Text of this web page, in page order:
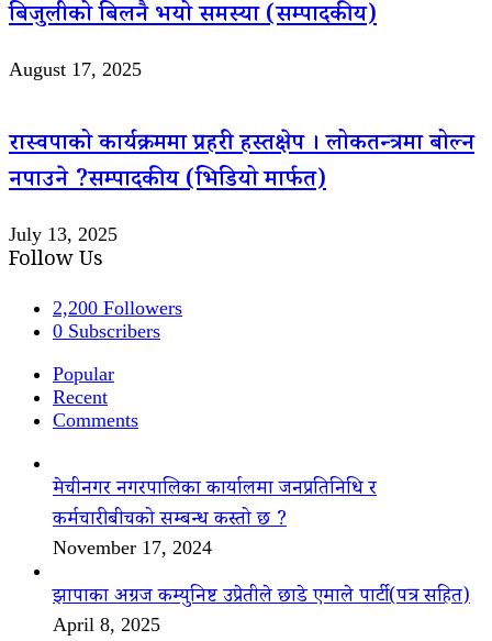
बिजुलीको बिलनै भयो समस्या (सम्पादकीय)
August 17, 2025
रास्वपाको कार्यक्रममा प्रहरी हस्तक्षेप । लोकतन्त्रमा बोल्न
नपाउने ?सम्पादकीय (भिडियो मार्फत)
July 13, 2025
Follow Us
2,200 Followers
0 Subscribers
Popular
Recent
Comments
मेचीनगर नगरपालिका कार्यालमा जनप्रतिनिधि र
कर्मचारीबीचको सम्बन्ध कस्तो छ ?
November 17, 2024
झापाका अग्रज कम्युनिष्ट उप्रेतीले छाडे एमाले पार्टी(पत्र सहित)
April 8, 2025